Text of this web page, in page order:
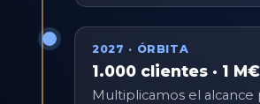
2027 · ÓRBITA
1.000 clientes · 1
Multiplicamos el alcance